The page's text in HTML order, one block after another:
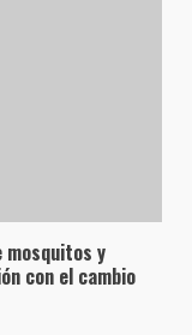
y
con el cambio